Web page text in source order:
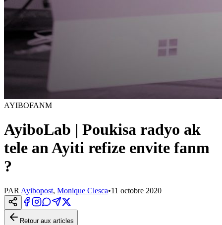
AYIBOFANM
AyiboLab | Poukisa radyo ak
tele an Ayiti refize envite fanm
?
PAR Ayibopost, Monique Clesca•11 octobre 2020
Retour aux articles